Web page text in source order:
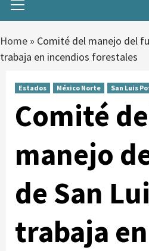
Menu
Home » Comité del manejo del
trabaja en incendios forestales
Estados México Norte San Luis
Comité
manejo
de San
trabaja en